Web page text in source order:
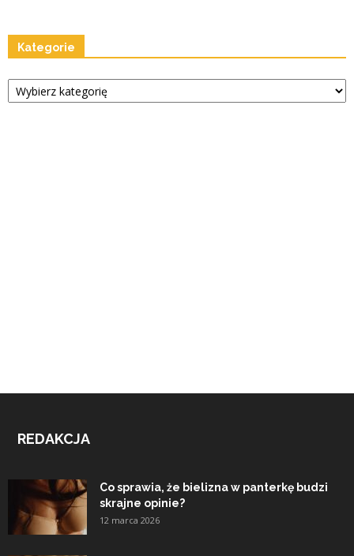
Kategorie
Kategorie
REDAKCJA
Co sprawia, że bielizna w panterkę budzi
skrajne opinie?
12 marca 2026